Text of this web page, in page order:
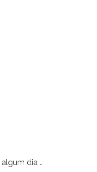
dia ..